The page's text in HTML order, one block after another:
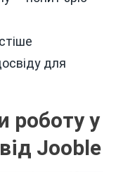
для
роботу у
Jooble